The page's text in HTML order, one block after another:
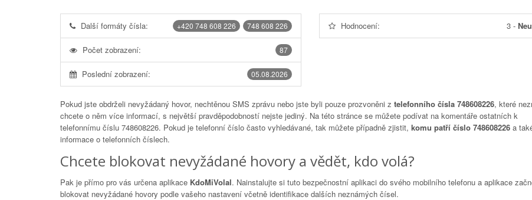
748 608 226
+420 748 608 226
Další formáty čísla:
87
Počet zobrazení:
05.08.2026
Poslední zobrazení:
Hodnocení: 3-
Pokud jste obdrželi nevyžádaný hovor, nechtěnou SMS zprávu nebo jste byli pouze prozvoněni z telefonního čísla 748608226, které
chcete o něm více informací, s největší pravděpodobností nejste jediný. Na této stránce se můžete podívat na komentáře ostatních k
telefonnímu číslu 748608226. Pokud je telefonní číslo často vyhledávané, tak můžete případně zjistit, komu patří číslo 748608226 a
informace o telefonních číslech.
Chcete blokovat nevyžádané hovory a vědět, kdo volá?
Pak je přímo pro vás určena aplikace KdoMiVolal. Nainstalujte si tuto bezpečnostní aplikaci do svého mobilního telefonu a aplikace
blokovat nevyžádané hovory podle vašeho nastavení včetně identifikace dalších neznámých čísel.